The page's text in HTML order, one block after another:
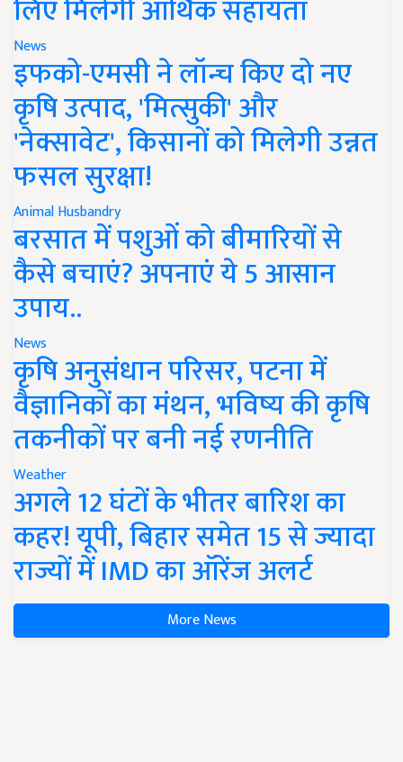
लिए मिलेगी आर्थिक सहायता
News
इफको-एमसी ने लॉन्च किए दो नए
कृषि उत्पाद, 'मित्सुकी' और
'नेक्सावेट', किसानों को मिलेगी उन्नत
फसल सुरक्षा!
Animal Husbandry
बरसात में पशुओं को बीमारियों से
कैसे बचाएं? अपनाएं ये 5 आसान
उपाय..
News
कृषि अनुसंधान परिसर, पटना में
वैज्ञानिकों का मंथन, भविष्य की कृषि
तकनीकों पर बनी नई रणनीति
Weather
अगले 12 घंटों के भीतर बारिश का
कहर! यूपी, बिहार समेत 15 से ज्यादा
राज्यों में IMD का ऑरेंज अलर्ट
More News